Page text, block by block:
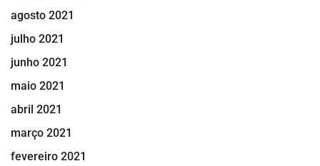
agosto 2021
julho 2021
junho 2021
maio 2021
abril 2021
março 2021
fevereiro 2021